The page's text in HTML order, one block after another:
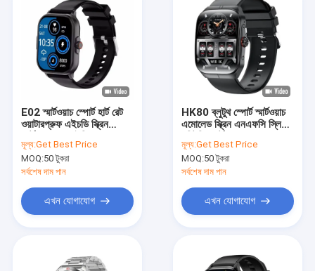
E02 স্মার্টওয়াচ স্পোর্ট হার্ট রেট
ওয়াটারপ্রুফ এইচডি স্ক্রিন
মূল্য:Get Best Price
MOQ:50 টুকরা
সর্বশেষ দাম পান
এখন যোগাযোগ
HK80 ব্লুটুথ স্পোর্ট স্মার্টওয়াচ
এমোলেড স্ক্রিন এনএফসি স্লিপ
মূল্য:Get Best Price
MOQ:50 টুকরা
সর্বশেষ দাম পান
এখন যোগাযোগ